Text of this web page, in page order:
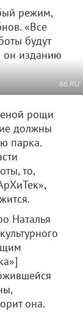
режим,
«Все
будут
он изданию
66.RU
рощи
должны
парка.
то,
Наталья
она.